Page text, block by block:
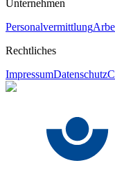
Unternehmen
Personalvermittlung
Rechtliches
ImpressumDatenschutz